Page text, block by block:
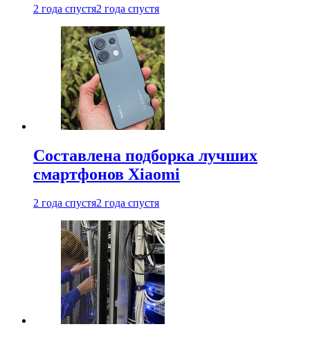
2 года спустя2 года спустя
Составлена подборка лучших
смартфонов Xiaomi
2 года спустя2 года спустя